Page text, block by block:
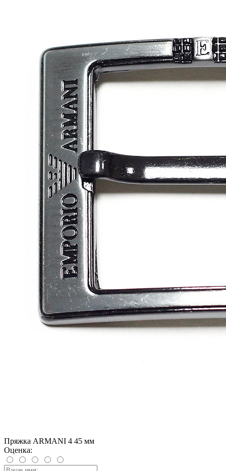
Пряжка ARMANI 4 45 мм
Оценка: